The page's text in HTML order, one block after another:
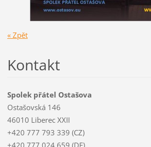
« Zpět
Kontakt
Spolek přátel Ostašova
Ostašovská 146
46010 Liberec XXII
+420 777 793 339 (CZ)
+420 777 024 659 (DE)